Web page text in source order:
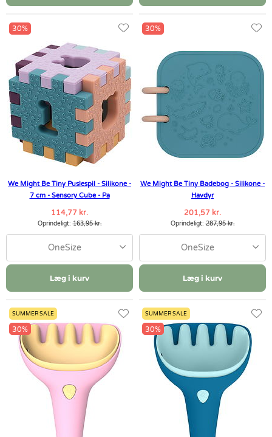
30%
We Might Be Tiny Puslespil - Silikone -
7 cm - Sensory Cube - Pa
114,77 kr.
Oprindeligt:163,95 kr.
OneSize
Læg i kurv
30%
We Might Be Tiny Badebog - Silikone -
Havdyr
201,57 kr.
Oprindeligt:287,95 kr.
OneSize
Læg i kurv
SUMMER SALE
30%
SUMMER SALE
30%